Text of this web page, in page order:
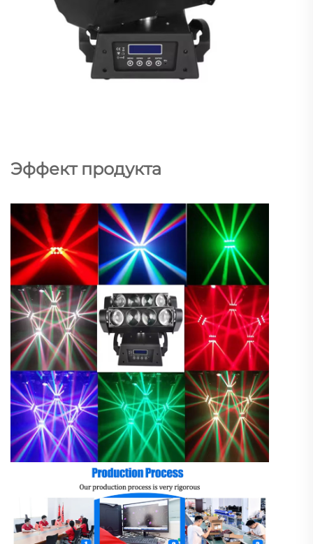
Эффект продукта